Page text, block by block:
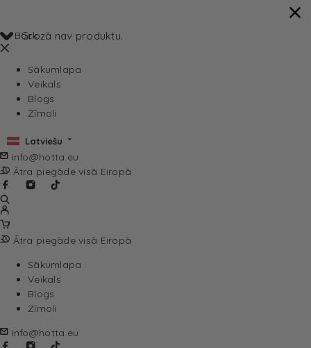
Grozā nav produktu.
Back
Sākumlapa
Veikals
Blogs
Zīmoli
Latviešu
info@hotta.eu
Ātra piegāde visā Eiropā
Ātra piegāde visā Eiropā
Sākumlapa
Veikals
Blogs
Zīmoli
info@hotta.eu